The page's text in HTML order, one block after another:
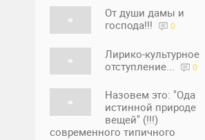
От души дамы и
господа!!!
0
Лирико-культурное
отступление...
0
Назовем это: "Ода
истинной природе
вещей" (!!!)
современного типичного